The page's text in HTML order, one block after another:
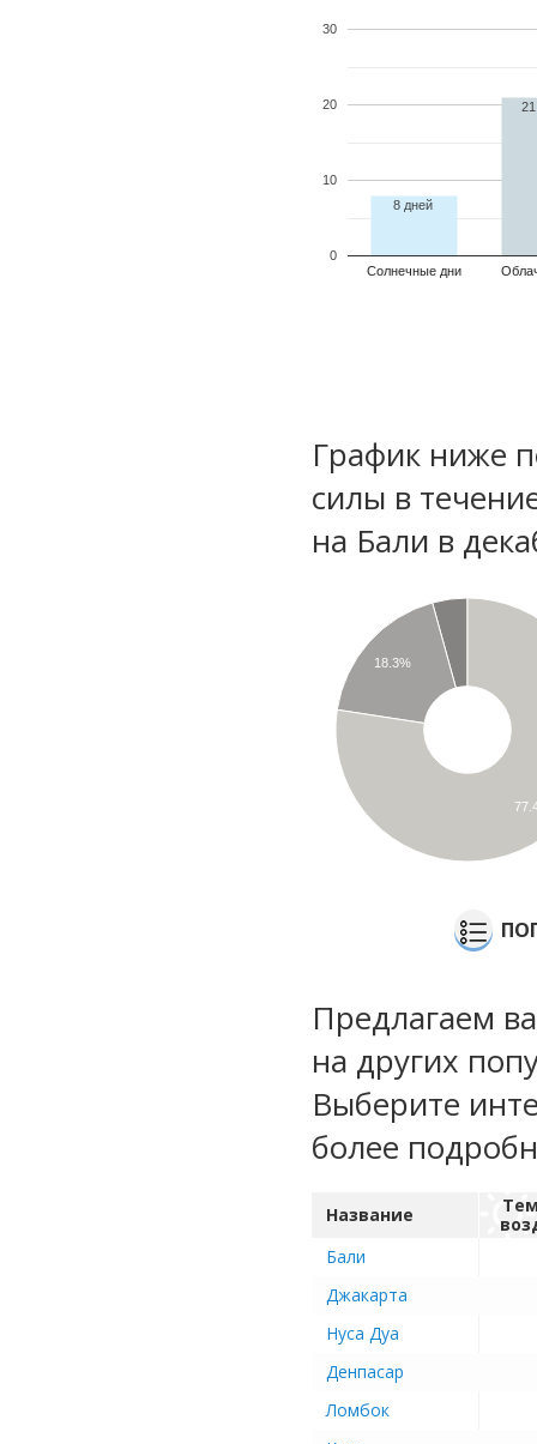
Солнечные дни
0
10
20
30
8 дней
График ниже
силы в
на Бали в
18.3%
Предлагаем
на других
Выберите
более
Название
Бали
Джакарта
Нуса Дуа
Денпасар
Ломбок